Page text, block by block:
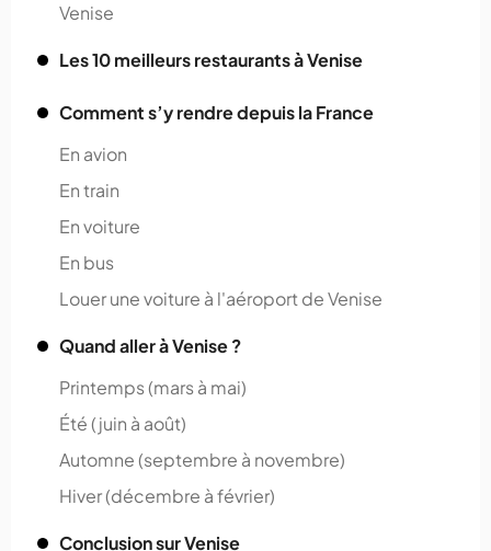
Venise
Les 10 meilleurs restaurants à Venise
Comment s’y rendre depuis la France
En avion
En train
En voiture
En bus
Louer une voiture à l'aéroport de Venise
Quand aller à Venise ?
Printemps (mars à mai)
Été (juin à août)
Automne (septembre à novembre)
Hiver (décembre à février)
Conclusion sur Venise